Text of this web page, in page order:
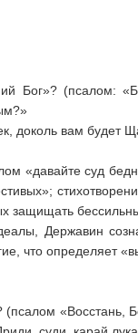
Бог»? (псалом:
доколь вам будет
«давайте суд
защищать
Державин
что определяет